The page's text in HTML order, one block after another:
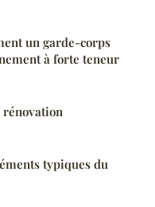
un garde-corps
à forte teneur
rénovation
typiques du